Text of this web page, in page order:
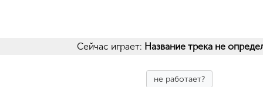
Сейчас играет: Название трека не
не работает?